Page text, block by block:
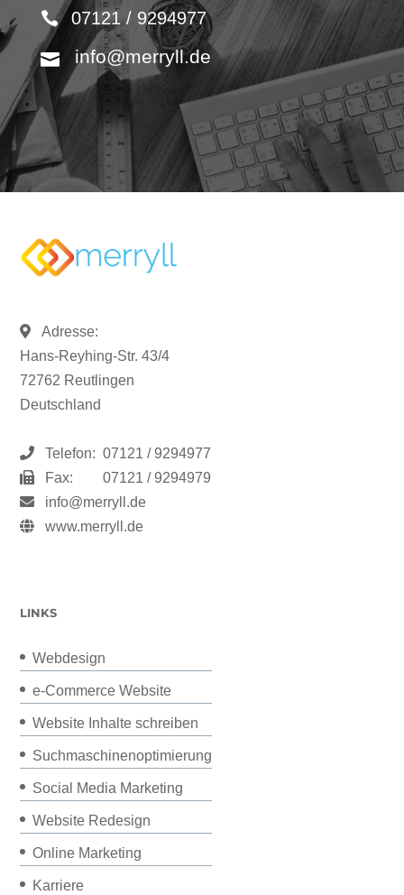
07121 / 9294977
info@merryll.de
Adresse:
Hans-Reyhing-Str. 43/4
72762 Reutlingen
Deutschland
Telefon: 07121 / 9294977
Fax:
07121 / 9294979
info@merryll.de
www.merryll.de
LINKS
Webdesign
e-Commerce Website
Website Inhalte schreiben
Suchmaschinenoptimierung
Social Media Marketing
Website Redesign
Online Marketing
Karriere